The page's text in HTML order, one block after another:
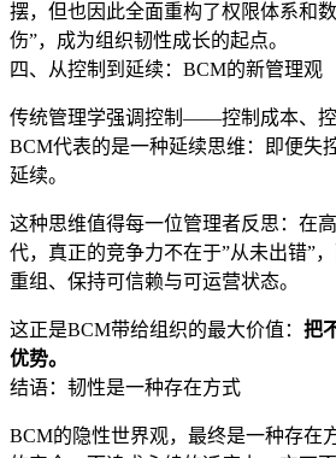
摆，但也因此全面重构了权限体系和
伤”，成为组织韧性成长的起点。
四、从控制到延续：BCM的新管理观
传统管理学强调控制——控制成本、
BCM代表的是一种延续思维：即便失
延续。
这种思维值得每一位管理者反思：在
代，真正的竞争力不在于”从未出错”
重组、保持可信赖与可运营状态。
这正是BCM带给组织的最大价值： 把
优势。
结语：韧性是一种存在方式
BCM的隐性世界观，最终是一种存在